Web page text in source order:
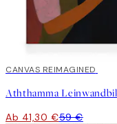
30%*
CANVAS REIMAGINED
Aththamma
Ab 41,30 €59 €